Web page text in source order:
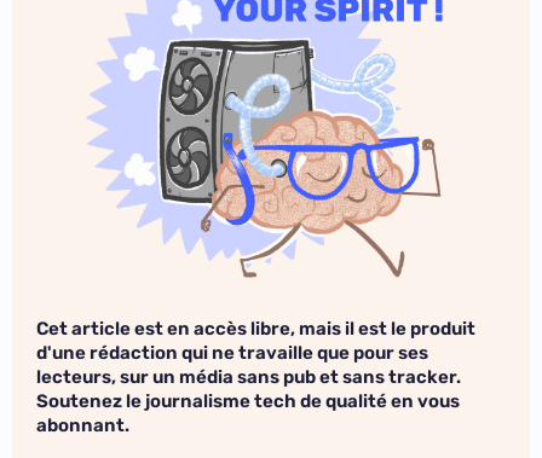
Cet article est en accès libre, mais il est le produit
d'une rédaction qui ne travaille que pour ses
lecteurs, sur un média sans pub et sans tracker.
Soutenez le journalisme tech de qualité en vous
abonnant.